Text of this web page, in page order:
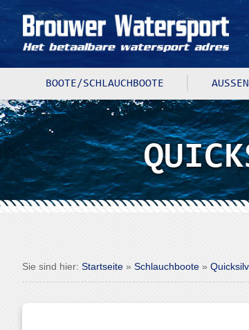
BOOTE/SCHLAUCHBOOTE
Sie sind hier: Startseite » Schlauchboote »